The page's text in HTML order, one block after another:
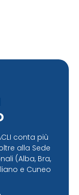
conta più
alla Sede
(Alba, Bra,
e Cuneo